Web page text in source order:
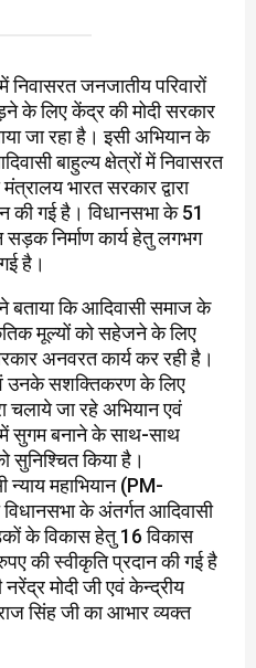
निवासरत जनजातीय परिवारों
के लिए केंद्र की मोदी सरकार
जा रहा है। इसी अभियान के
बाहुल्य क्षेत्रों में निवासरत
भारत सरकार द्वारा
की गई है। विधानसभा के 51
निर्माण कार्य हेतु लगभग
है।
ने बताया कि आदिवासी समाज के
मूल्यों को सहेजने के लिए
अनवरत कार्य कर रही है।
उनके सशक्तिकरण के लिए
चलाये जा रहे अभियान एवं
सुगम बनाने के साथ-साथ
सुनिश्चित किया है।
न्याय महाभियान (PM-
के अंतर्गत आदिवासी
के विकास हेतु 16 विकास
की स्वीकृति प्रदान की गई है
मोदी जी एवं केन्द्रीय
सिंह जी का आभार व्यक्त